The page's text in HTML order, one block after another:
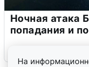
На
Ночная атака
попадания и